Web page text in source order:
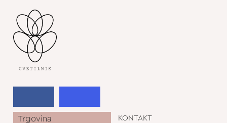
Trgovina
KONTAKT